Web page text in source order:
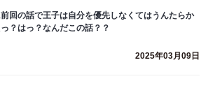
回の話で王子は自分を優先しなくてはうんたらか
？はっ？なんだこの話？？
2025年03月09日